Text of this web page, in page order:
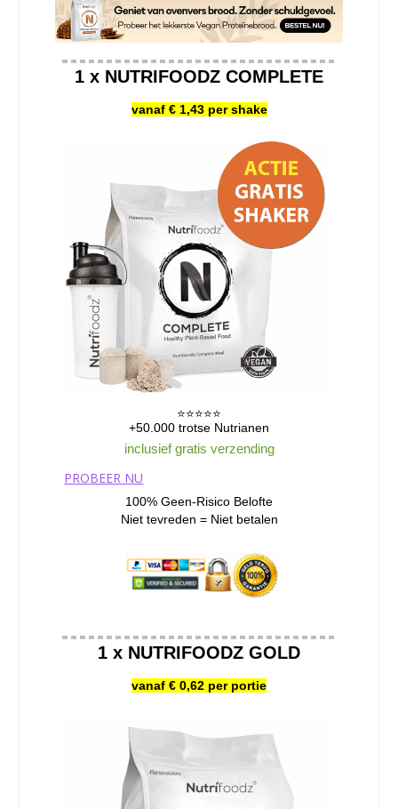
1 x NUTRIFOODZ COMPLETE
vanaf € 1,43 per shake
⭐️⭐️⭐️⭐️⭐️
+50.000 trotse Nutrianen
inclusief gratis verzending
PROBEER NU
100% Geen-Risico Belofte
Niet tevreden = Niet betalen
1 x NUTRIFOODZ GOLD
vanaf € 0,62 per portie